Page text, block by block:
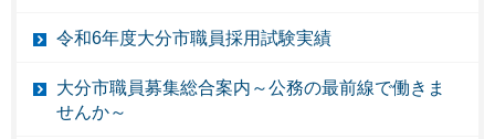
令和6年度大分市職員採用試験実績
大分市職員募集総合案内～公務の最前線で働きま
せんか～